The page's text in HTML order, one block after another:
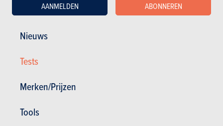
Nieuws
Tests
Merken/Prijzen
Tools
AANMELDEN ABONNEREN